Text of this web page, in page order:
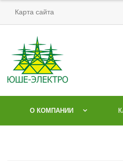
Карта сайта
О КОМПАНИИ